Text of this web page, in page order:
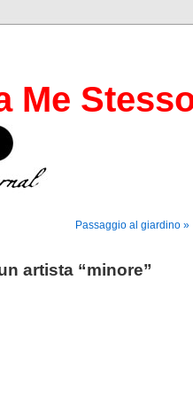
Me
Passaggio al giardino »
artista “minore”